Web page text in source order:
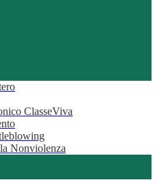
ClasseViva
Nonviolenza